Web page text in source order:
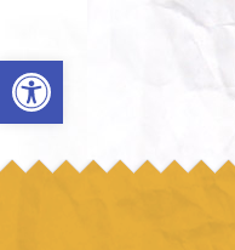
Open toolbar